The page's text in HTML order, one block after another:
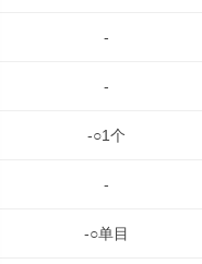
-
-
-○1个
-
-○单目